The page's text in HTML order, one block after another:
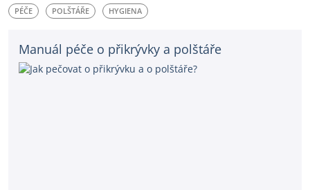
PÉČE POLŠTÁŘE HYGIENA
Manuál péče o přikrývky a polštáře